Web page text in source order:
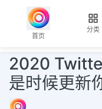
首页
分类
2020
是时候更新